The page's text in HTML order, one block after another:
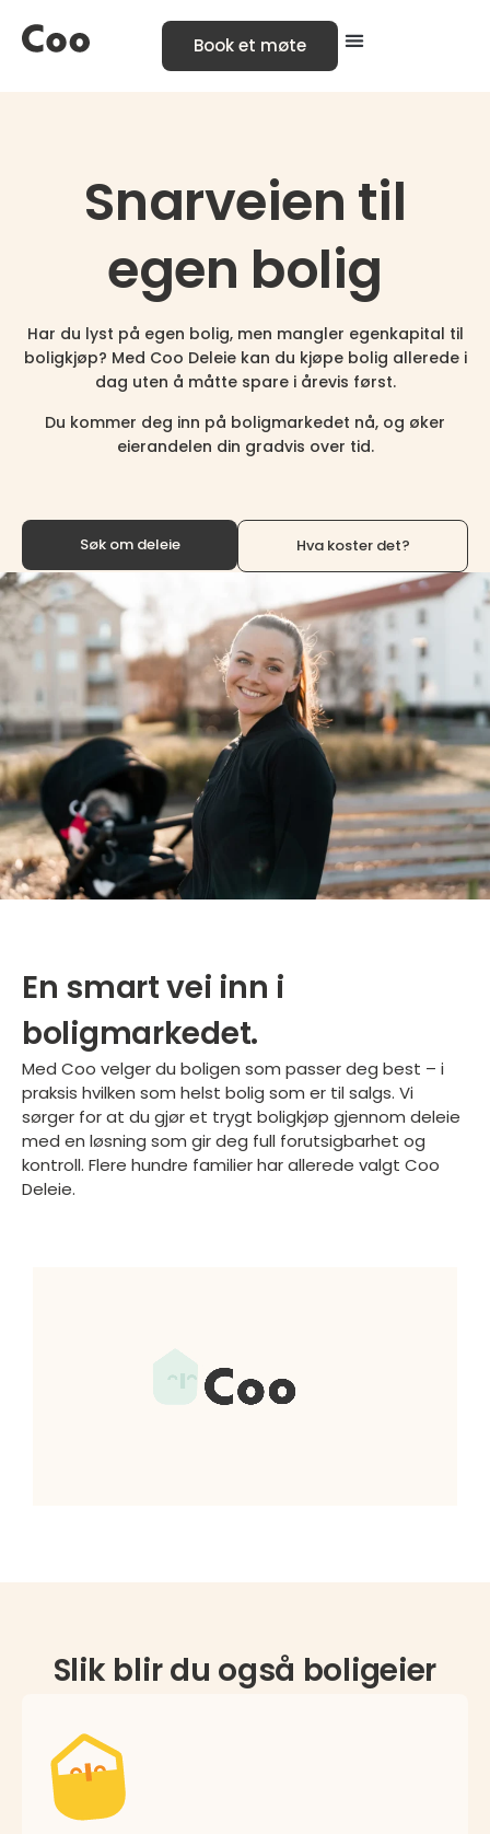
Book et møte
Snarveien til
egen bolig
Har du lyst på egen bolig, men mangler egenkapital til
boligkjøp? Med Coo Deleie kan du kjøpe bolig allerede i
dag uten å måtte spare i årevis først.
Du kommer deg inn på boligmarkedet nå, og øker
eierandelen din gradvis over tid.
Søk om deleie Hva koster det?
En smart vei inn i
boligmarkedet.
Med Coo velger du boligen som passer deg best – i
praksis hvilken som helst bolig som er til salgs. Vi
sørger for at du gjør et trygt boligkjøp gjennom deleie
med en løsning som gir deg full forutsigbarhet og
kontroll. Flere hundre familier har allerede valgt Coo
Deleie.
Slik blir du også boligeier